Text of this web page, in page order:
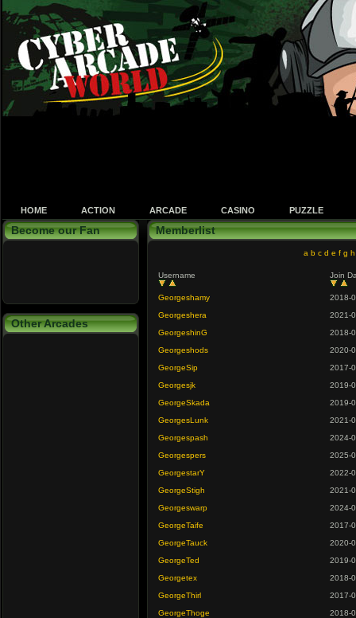
HOME ACTION ARCADE CASINO PUZZLE
Become our Fan
Other Arcades
Memberlist
a b c d e f g h
Username Join
Georgeshamy
2018-
Georgeshera
2021-
GeorgeshinG
2018-
Georgeshods
2020-
GeorgeSip
2017-
Georgesjk
2019-
GeorgeSkada
2019-
GeorgesLunk
2021-
Georgespash
2024-
Georgespers
2025-
GeorgestarY
2022-
GeorgeStigh
2021-
Georgeswarp
2024-
GeorgeTaife
2017-
GeorgeTauck
2020-
GeorgeTed
2019-
Georgetex
2018-
GeorgeThirl
2017-
GeorgeThoge
2018-